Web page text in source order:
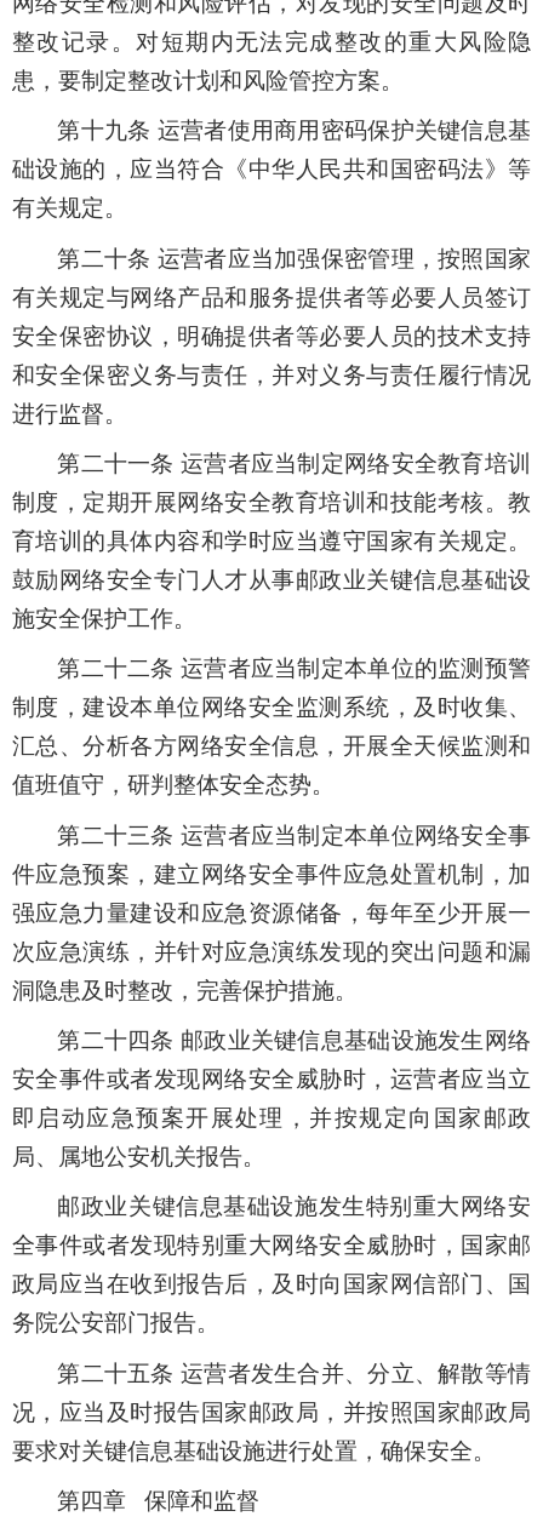
整改记录。对短期内无法完成整改的重大风险隐
患，要制定整改计划和风险管控方案。
第十九条 运营者使用商用密码保护关键信息基
础设施的，应当符合《中华人民共和国密码法》等
有关规定。
第二十条 运营者应当加强保密管理，按照国家
有关规定与网络产品和服务提供者等必要人员签订
安全保密协议，明确提供者等必要人员的技术支持
和安全保密义务与责任，并对义务与责任履行情况
进行监督。
第二十一条 运营者应当制定网络安全教育培训
制度，定期开展网络安全教育培训和技能考核。教
育培训的具体内容和学时应当遵守国家有关规定。
鼓励网络安全专门人才从事邮政业关键信息基础设
施安全保护工作。
第二十二条 运营者应当制定本单位的监测预警
制度，建设本单位网络安全监测系统，及时收集、
汇总、分析各方网络安全信息，开展全天候监测和
值班值守，研判整体安全态势。
第二十三条 运营者应当制定本单位网络安全事
件应急预案，建立网络安全事件应急处置机制，加
强应急力量建设和应急资源储备，每年至少开展一
次应急演练，并针对应急演练发现的突出问题和漏
洞隐患及时整改，完善保护措施。
第二十四条 邮政业关键信息基础设施发生网络
安全事件或者发现网络安全威胁时，运营者应当立
即启动应急预案开展处理，并按规定向国家邮政
局、属地公安机关报告。
邮政业关键信息基础设施发生特别重大网络安
全事件或者发现特别重大网络安全威胁时，国家邮
政局应当在收到报告后，及时向国家网信部门、国
务院公安部门报告。
第二十五条 运营者发生合并、分立、解散等情
况，应当及时报告国家邮政局，并按照国家邮政局
要求对关键信息基础设施进行处置，确保安全。
第四章 保障和监督